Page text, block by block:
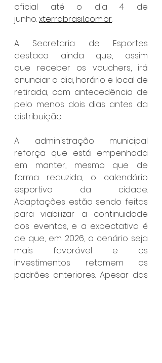
oficial até o dia 4 de
junho: xterrabrasil.com.br.
A Secretaria de Esportes
destaca ainda que, assim
que receber os vouchers, irá
anunciar o dia, horário e local de
retirada, com antecedência de
pelo menos dois dias antes da
distribuição.
A administração municipal
reforça que está empenhada
em manter, mesmo que de
forma reduzida, o calendário
esportivo da cidade.
Adaptações estão sendo feitas
para viabilizar a continuidade
dos eventos, e a expectativa é
de que, em 2026, o cenário seja
mais favorável e os
investimentos retomem os
padrões anteriores. Apesar das